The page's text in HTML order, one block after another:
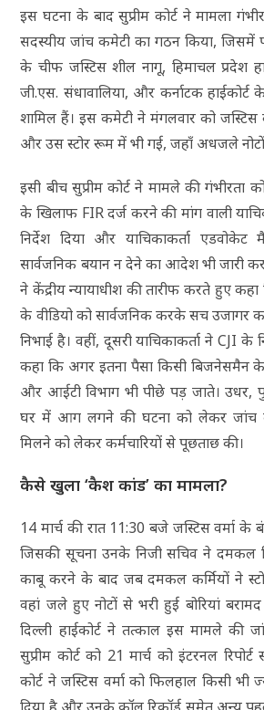
इस घटना के बाद सुप्रीम कोर्ट ने मामला
सदस्यीय जांच कमेटी का गठन किया, जिसमें
के चीफ जस्टिस शील नागू, हिमाचल प्रदेश
जी.एस. संधावालिया, और कर्नाटक
शामिल हैं। इस कमेटी ने मंगलवार को जस्टिस
और उस स्टोर रूम में भी गई, जहाँ अधजले नोटों
इसी बीच सुप्रीम कोर्ट ने मामले की गंभीरता
के खिलाफ FIR दर्ज करने की मांग वाली
निर्देश दिया और याचिकाकर्ता
सार्वजनिक बयान न देने का आदेश भी जारी
ने केंद्रीय न्यायाधीश की तारीफ करते हुए
के वीडियो को सार्वजनिक करके सच उजागर
निभाई है। वहीं, दूसरी याचिकाकर्ता ने CJI के
कहा कि अगर इतना पैसा किसी बिजनेसमैन के
और आईटी विभाग भी पीछे पड़ जाते। उधर,
घर में आग लगने की घटना को लेकर जांच
मिलने को लेकर कर्मचारियों से पूछताछ की।
कैसे खुला ‘कैश कांड’ का मामला?
14 मार्च की रात 11:30 बजे जस्टिस वर्मा
जिसकी सूचना उनके निजी सचिव ने दमकल
काबू करने के बाद जब दमकल कर्मियों ने
वहां जले हुए नोटों से भरी हुई बोरियां
दिल्ली हाईकोर्ट ने तत्काल इस मामले
सुप्रीम कोर्ट को 21 मार्च को इंटरनल
कोर्ट ने जस्टिस वर्मा को फिलहाल किसी